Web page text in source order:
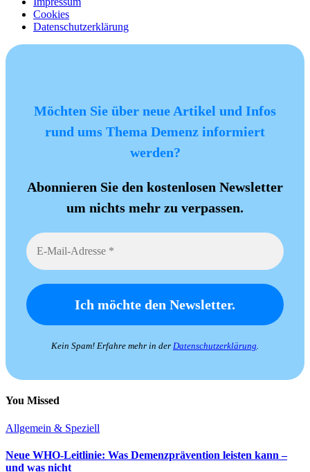
Cookies
Datenschutzerklärung
Möchten Sie über neue Artikel und Infos
rund ums Thema Demenz informiert
werden?
Abonnieren Sie den kostenlosen Newsletter
um nichts mehr zu verpassen.
Kein Spam! Erfahre mehr in der Datenschutzerklärung.
You Missed
Allgemein & Speziell
Neue WHO-Leitlinie: Was Demenzprävention leisten kann –
und was nicht